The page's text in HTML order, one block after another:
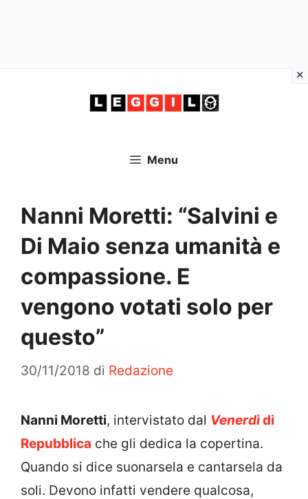
Menu
Nanni Moretti: “Salvini e
Di Maio senza umanità e
compassione. E
vengono votati solo per
questo”
30/11/2018 di Redazione
Nanni Moretti, intervistato dal Venerdìdi
Repubblica che gli dedica la copertina.
Quando si dice suonarsela e cantarsela da
soli. Devono infatti vendere qualcosa,